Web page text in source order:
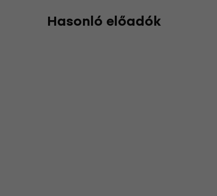
Hasonló előadók